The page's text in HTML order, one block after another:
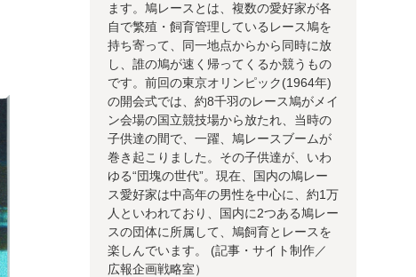
ます。鳩レースとは、複数の愛好家が各
自で繁殖・飼育管理しているレース鳩を
持ち寄って、同一地点からから同時に放
し、誰の鳩が速く帰ってくるか競うもの
です。前回の東京オリンピック(1964年)
の開会式では、約8千羽のレース鳩がメイ
ン会場の国立競技場から放たれ、当時の
子供達の間で、一躍、鳩レースブームが
巻き起こりました。その子供達が、いわ
ゆる“団塊の世代”。現在、国内の鳩レー
ス愛好家は中高年の男性を中心に、約1万
人といわれており、国内に2つある鳩レー
スの団体に所属して、鳩飼育とレースを
楽しんでいます。 (記事・サイト制作／
広報企画戦略室）